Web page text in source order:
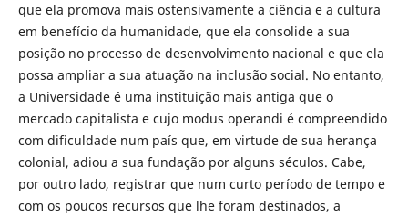
que ela promova mais ostensivamente a ciência e a cultura
em benefício da humanidade, que ela consolide a sua
posição no processo de desenvolvimento nacional e que ela
possa ampliar a sua atuação na inclusão social. No entanto,
a Universidade é uma instituição mais antiga que o
mercado capitalista e cujo modus operandi é compreendido
com dificuldade num país que, em virtude de sua herança
colonial, adiou a sua fundação por alguns séculos. Cabe,
por outro lado, registrar que num curto período de tempo e
com os poucos recursos que lhe foram destinados, a